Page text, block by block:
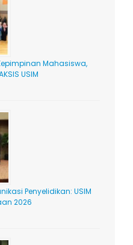
Mahasiswa,
USIM
Penyelidikan: USIM
2026